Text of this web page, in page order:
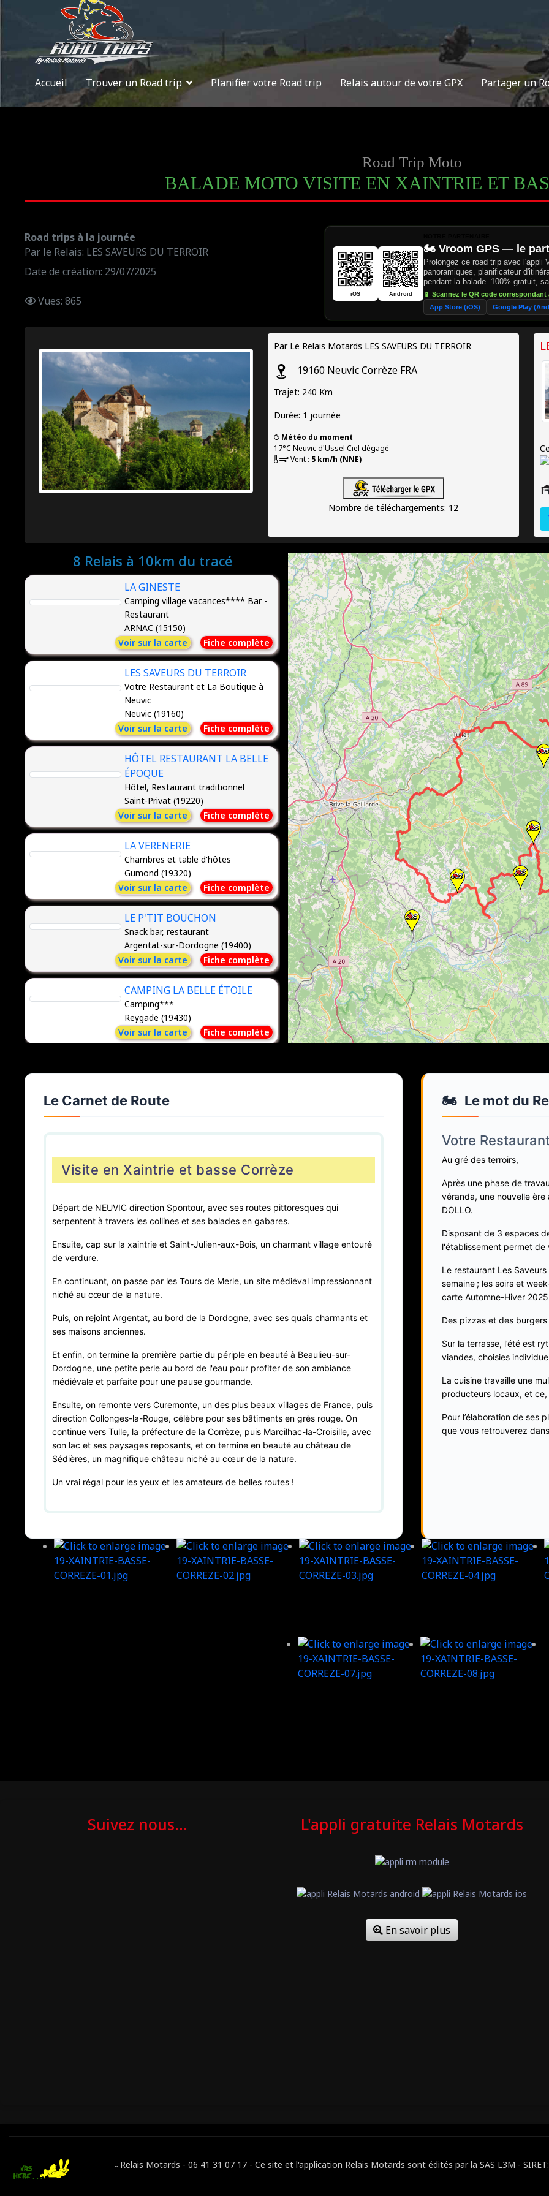
Accueil Trouver un Road trip Planifier votre Road trip Relais autour de votre GPX Partager un
Road Trip Moto
BALADE MOTO VISITE EN XAINTRIE ET
Road trips à la journée
Par le Relais: LES SAVEURS DU TERROIR
Date de création: 29/07/2025
Vues: 865
iOS Android
🏍️ Vroom GPS — le
Prolongez ce road trip avec l'appli
panoramiques, planificateur
pendant la balade. 100% gratuit,
📱 Scannez le QR code
App Store (iOS)
Google Play
Par Le Relais Motards LES SAVEURS DU TERROIR
19160 NeuvicCorrèze FRA
Trajet: 240 Km
Durée: 1 journée
Météo du moment
17°C Neuvic d'Ussel Ciel dégagé
Vent : 5 km/h (NNE)
Nombre de téléchargements: 12
8 Relais à 10km du tracé
LA GINESTE
Camping village vacances**** Bar -
Restaurant
ARNAC (15150)
Voir sur la carte
Fiche complète
LES SAVEURS DU TERROIR
Votre Restaurant et La Boutique à
Neuvic
Neuvic (19160)
Voir sur la carte
Fiche complète
HÔTEL RESTAURANT LA BELLE
ÉPOQUE
Hôtel, Restaurant traditionnel
Saint-Privat (19220)
Voir sur la carte
Fiche complète
LA VERENERIE
Chambres et table d'hôtes
Gumond (19320)
Voir sur la carte
Fiche complète
LE P'TIT BOUCHON
Snack bar, restaurant
Argentat-sur-Dordogne (19400)
Voir sur la carte
Fiche complète
CAMPING LA BELLE ÉTOILE
Camping***
Reygade (19430)
Voir sur la carte
Fiche complète
Chambres d'hôtes, table d'hôtes
Voir sur la carte
11 Gîtes, 2 app, 4 chalets, piscine,
spa, bar
Voir sur la carte
Fiche complète
Le Carnet de Route
Visite en Xaintrie et basse Corrèze
Départ de NEUVIC direction Spontour, avec ses routes pittoresques qui
serpentent à travers les collines et ses balades en gabares.
Ensuite, cap sur la xaintrie et Saint-Julien-aux-Bois, un charmant village entouré
de verdure.
En continuant, on passe par les Tours de Merle, un site médiéval impressionnant
niché au cœur de la nature.
Puis, on rejoint Argentat, au bord de la Dordogne, avec ses quais charmants et
ses maisons anciennes.
Et enfin, on termine la première partie du périple en beauté à Beaulieu-sur-
Dordogne, une petite perle au bord de l'eau pour profiter de son ambiance
médiévale et parfaite pour une pause gourmande.
Ensuite, on remonte vers Curemonte, un des plus beaux villages de France, puis
direction Collonges-la-Rouge, célèbre pour ses bâtiments en grès rouge. On
continue vers Tulle, la préfecture de la Corrèze, puis Marcilhac-la-Croisille, avec
son lac et ses paysages reposants, et on termine en beauté au château de
Sédières, un magnifique château niché au cœur de la nature.
Un vrai régal pour les yeux et les amateurs de belles routes !
🏍️ Le mot du
Votre
Au gré des terroirs,
Après une phase de
véranda, une nouvelle
DOLLO.
Disposant de 3 espaces
l'établissement permet de
Le restaurant Les
semaine ; les soirs et
carte Automne-Hiver
Des pizzas et des
Sur la terrasse, l’été est
viandes, choisies
La cuisine travaille une
producteurs locaux, et
Pour l’élaboration de ses
que vous retrouverez
Suivez nous... L'appli gratuite Relais Motards
En savoir plus
-- Relais Motards - 06 41 31 07 17 - Ce site et l'application Relais Motards sont édités par la SAS L3M -